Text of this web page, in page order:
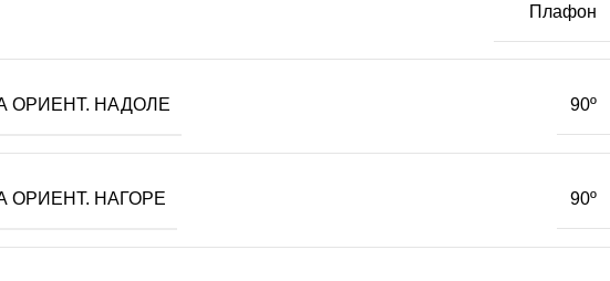
Плафон
ОРИЕНТ. НАДОЛЕ 90º
ОРИЕНТ. НАГОРЕ 90º